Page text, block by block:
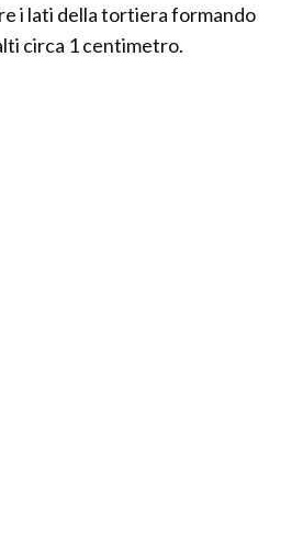
i lati della tortiera formando
circa 1 centimetro.